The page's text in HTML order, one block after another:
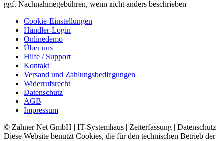
ggf. Nachnahmegebühren, wenn nicht anders beschrieben
Cookie-Einstellungen
Händler-Login
Onlinedemo
Über uns
Hilfe / Support
Kontakt
Versand und Zahlungsbedingungen
Widerrufsrecht
Datenschutz
AGB
Impressum
© Zahner Net GmbH | IT-Systemhaus | Zeiterfassung | Datenschutz
Diese Website benutzt Cookies, die für den technischen Betrieb der